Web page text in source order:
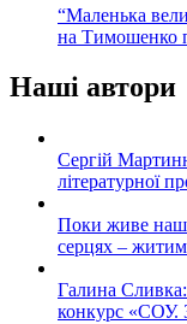
“Маленька
на Тимошенко
Наші автори
Сергій
літературної
Поки живе
серцях –
Галина
конкурс «СОУ.